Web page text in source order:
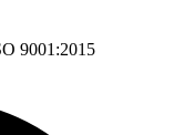
9001:2015